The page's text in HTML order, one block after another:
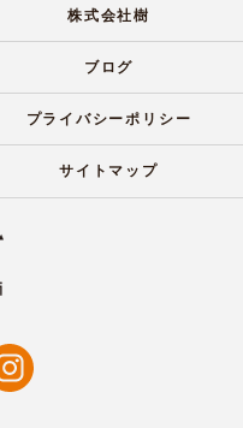
株式会社樹
ブログ
プライバシーポリシー
サイトマップ